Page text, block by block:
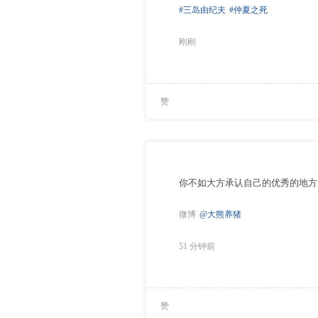
#三岛由纪夫 #仲夏之死
刚刚
赞
你不如大方承认自己的优秀的地
微博 @大熊养猪
51 分钟前
赞